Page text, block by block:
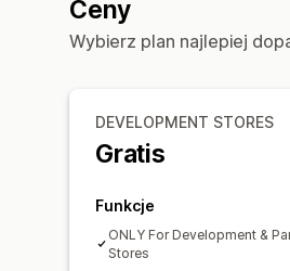
Ceny
Wybierz plan najlepiej
DEVELOPMENT STORES
Gratis
Funkcje
ONLY For Development &
Stores